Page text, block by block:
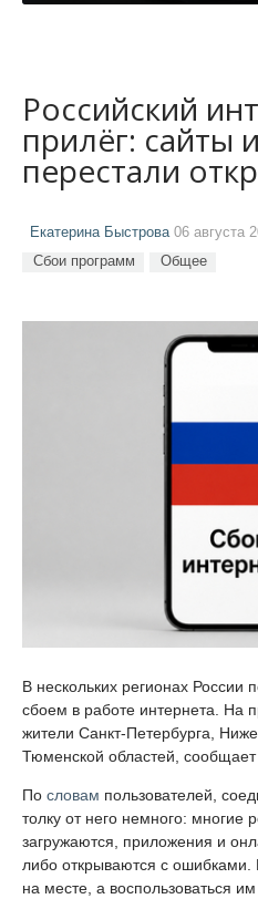
Российский
прилёг: сайты
перестали
Екатерина Быстрова06 августа
Сбои программ Общее
В нескольких регионах России
сбоем в работе интернета. На
жители Санкт-Петербурга,
Тюменской областей, сообщает
По словам пользователей,
толку от него немного: многие
загружаются, приложения и
либо открываются с
на месте, а воспользоваться